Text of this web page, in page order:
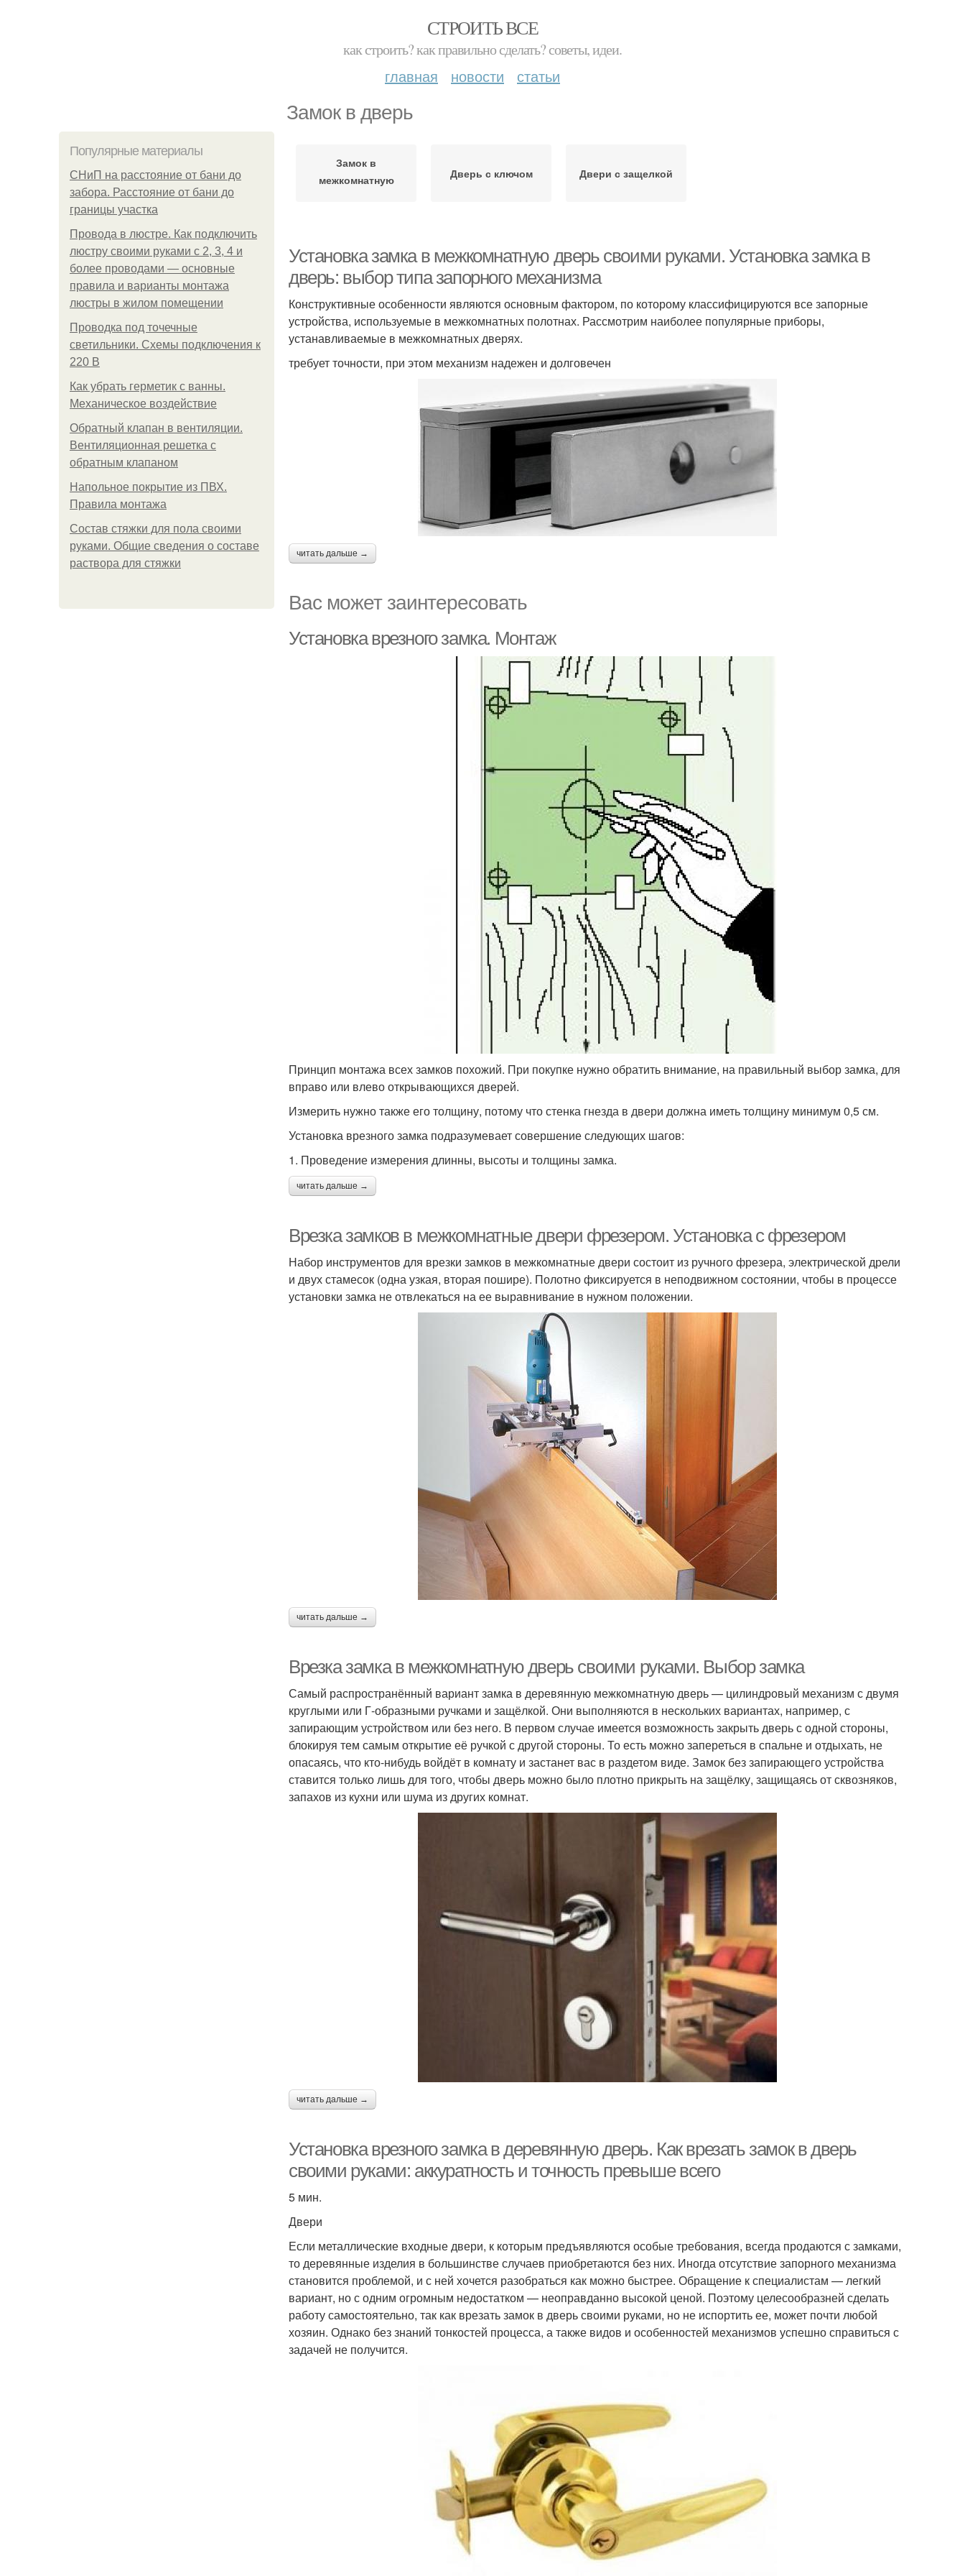
СТРОИТЬ ВСЕ
как строить? как правильно сделать? советы, идеи.
главная новости статьи
Замок в дверь
Популярные материалы
СНиП на расстояние от бани до
забора. Расстояние от бани до
границы участка
Провода в люстре. Как подключить
люстру своими руками с 2, 3, 4 и
более проводами — основные
правила и варианты монтажа
люстры в жилом помещении
Проводка под точечные
светильники. Схемы подключения к
220 В
Как убрать герметик с ванны.
Механическое воздействие
Обратный клапан в вентиляции.
Вентиляционная решетка с
обратным клапаном
Напольное покрытие из ПВХ.
Правила монтажа
Состав стяжки для пола своими
руками. Общие сведения о составе
раствора для стяжки
Замок в
межкомнатную
Дверь с ключом Двери с защелкой
Установка замка в межкомнатную дверь своими руками. Установка замка в
дверь: выбор типа запорного механизма
Конструктивные особенности являются основным фактором, по которому классифицируются все запорные
устройства, используемые в межкомнатных полотнах. Рассмотрим наиболее популярные приборы,
устанавливаемые в межкомнатных дверях.
требует точности, при этом механизм надежен и долговечен
читать дальше →
Вас может заинтересовать
Установка врезного замка. Монтаж
Принцип монтажа всех замков похожий. При покупке нужно обратить внимание, на правильный выбор замка, для
вправо или влево открывающихся дверей.
Измерить нужно также его толщину, потому что стенка гнезда в двери должна иметь толщину минимум 0,5 см.
Установка врезного замка подразумевает совершение следующих шагов:
1. Проведение измерения длинны, высоты и толщины замка.
читать дальше →
Врезка замков в межкомнатные двери фрезером. Установка с фрезером
Набор инструментов для врезки замков в межкомнатные двери состоит из ручного фрезера, электрической дрели
и двух стамесок (одна узкая, вторая пошире). Полотно фиксируется в неподвижном состоянии, чтобы в процессе
установки замка не отвлекаться на ее выравнивание в нужном положении.
читать дальше →
Врезка замка в межкомнатную дверь своими руками. Выбор замка
Самый распространённый вариант замка в деревянную межкомнатную дверь — цилиндровый механизм с двумя
круглыми или Г-образными ручками и защёлкой. Они выполняются в нескольких вариантах, например, с
запирающим устройством или без него. В первом случае имеется возможность закрыть дверь с одной стороны,
блокируя тем самым открытие её ручкой с другой стороны. То есть можно запереться в спальне и отдыхать, не
опасаясь, что кто-нибудь войдёт в комнату и застанет вас в раздетом виде. Замок без запирающего устройства
ставится только лишь для того, чтобы дверь можно было плотно прикрыть на защёлку, защищаясь от сквозняков,
запахов из кухни или шума из других комнат.
читать дальше →
Установка врезного замка в деревянную дверь. Как врезать замок в дверь
своими руками: аккуратность и точность превыше всего
5 мин.
Двери
Если металлические входные двери, к которым предъявляются особые требования, всегда продаются с замками,
то деревянные изделия в большинстве случаев приобретаются без них. Иногда отсутствие запорного механизма
становится проблемой, и с ней хочется разобраться как можно быстрее. Обращение к специалистам — легкий
вариант, но с одним огромным недостатком — неоправданно высокой ценой. Поэтому целесообразней сделать
работу самостоятельно, так как врезать замок в дверь своими руками, но не испортить ее, может почти любой
хозяин. Однако без знаний тонкостей процесса, а также видов и особенностей механизмов успешно справиться с
задачей не получится.